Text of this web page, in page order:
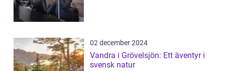
02 december 2024
Vandra i Grövelsjön: Ett äventyr i
svensk natur